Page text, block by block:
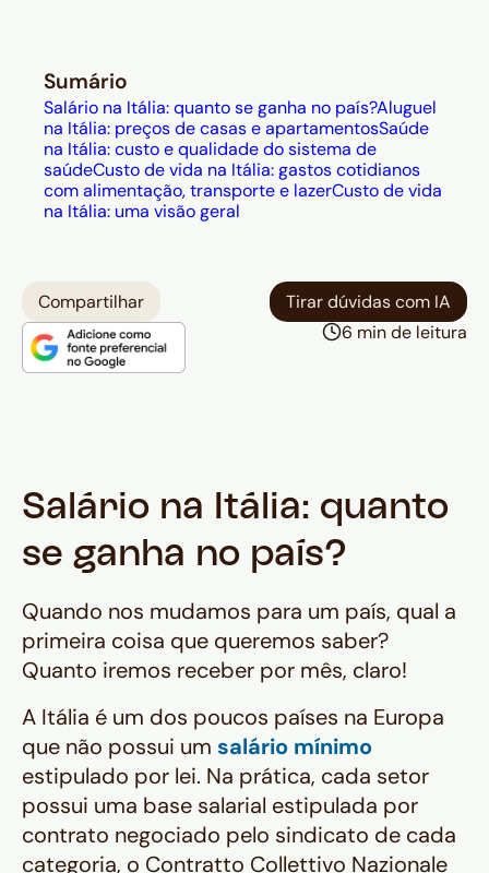
Sumário
Salário na Itália: quanto se ganha no país?Aluguel
na Itália: preços de casas e apartamentosSaúde
na Itália: custo e qualidade do sistema de
saúdeCusto de vida na Itália: gastos cotidianos
com alimentação, transporte e lazerCusto de vida
na Itália: uma visão geral
Compartilhar
Tirar dúvidas com IA
6 min de leitura
Salário na Itália: quanto
se ganha no país?
Quando nos mudamos para um país, qual a
primeira coisa que queremos saber?
Quanto iremos receber por mês, claro!
A Itália é um dos poucos países na Europa
que não possui um salário mínimo
estipulado por lei. Na prática, cada setor
possui uma base salarial estipulada por
contrato negociado pelo sindicato de cada
categoria, o Contratto Collettivo Nazionale